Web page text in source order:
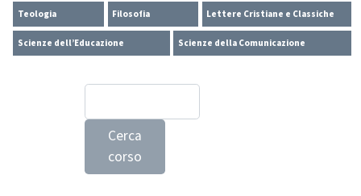
Teologia Filosofia Lettere Cristiane e Classiche
Scienze dell’Educazione Scienze della Comunicazione
Cerca
corso